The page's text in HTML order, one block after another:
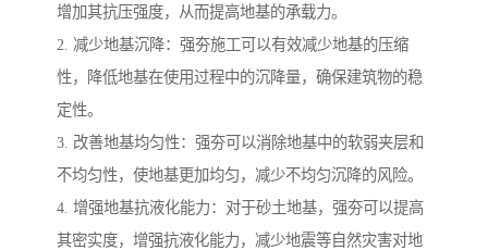
增加其抗压强度，从而提高地基的承载力。
2. 减少地基沉降：强夯施工可以有效减少地基的压缩
性，降低地基在使用过程中的沉降量，确保建筑物的稳
定性。
3. 改善地基均匀性：强夯可以消除地基中的软弱夹层和
不均匀性，使地基更加均匀，减少不均匀沉降的风险。
4. 增强地基抗液化能力：对于砂土地基，强夯可以提高
其密实度，增强抗液化能力，减少地震等自然灾害对地